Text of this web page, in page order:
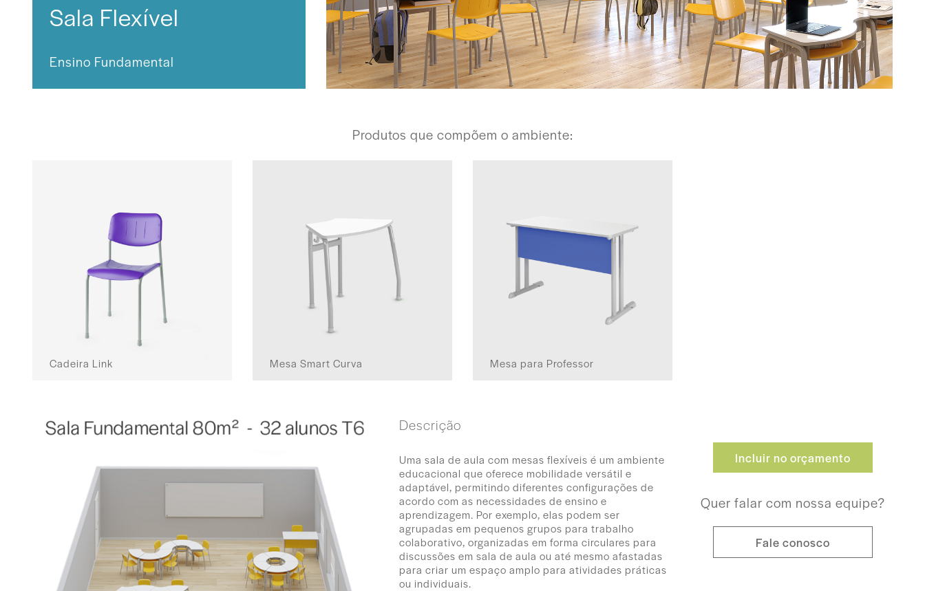
Sala Flexível
Ensino Fundamental
Produtos que compõem o ambiente:
Cadeira Link Mesa Smart Curva Mesa para Professor
Descrição
Uma sala de aula com mesas flexíveis é um ambiente
educacional que oferece mobilidade versátil e
adaptável, permitindo diferentes configurações de
acordo com as necessidades de ensino e
aprendizagem. Por exemplo, elas podem ser
agrupadas em pequenos grupos para trabalho
colaborativo, organizadas em forma circulares para
discussões em sala de aula ou até mesmo afastadas
para criar um espaço amplo para atividades práticas
ou individuais.
Incluir no orçamento
Quer falar com nossa equipe?
Fale conosco